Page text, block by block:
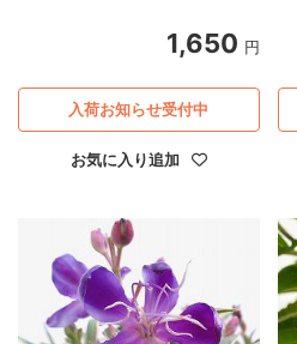
1,650 円
お気に入り追加
入荷お知らせ受付中